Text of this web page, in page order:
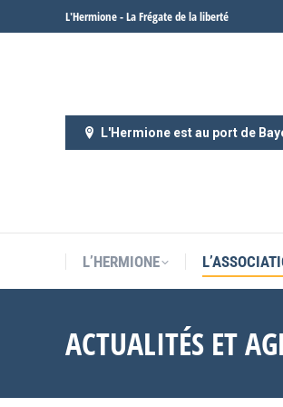
L'Hermione - La Frégate de la liberté
L'Hermione est au port de
L’HERMIONE
ACTUALITÉS ET
L’HERMIONE